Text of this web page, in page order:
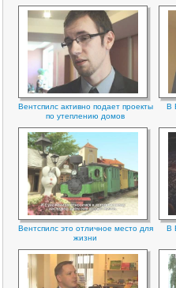
Вентспилс активно подает проекты
по утеплению домов
В
Вентспилс это отличное место для
жизни
В